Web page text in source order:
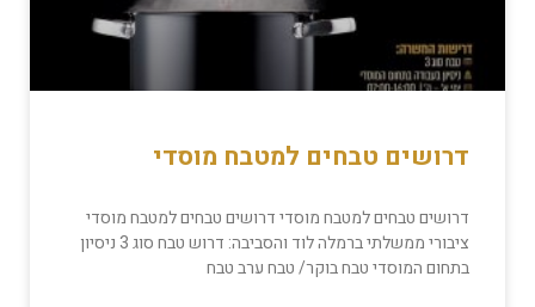
דרושים טבחים למטבח מוסדי
דרושים טבחים למטבח מוסדי דרושים טבחים למטבח מוסדי
ציבורי ממשלתי ברמלה לוד והסביבה: דרוש טבח סוג 3 ניסיון
בתחום המוסדי טבח בוקר/ טבח ערב טבח